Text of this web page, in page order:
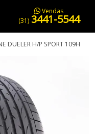
NOSSA LOJA
Vendas
(31) 3441-5544
DUELER H/P SPORT 109H